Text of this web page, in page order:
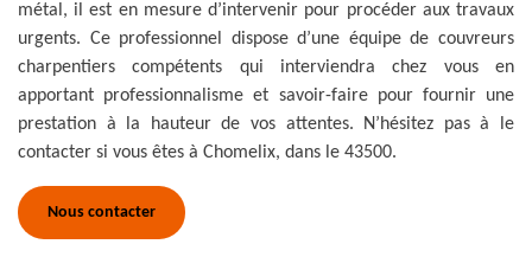
métal, il est en mesure d’intervenir pour procéder aux travaux
urgents. Ce professionnel dispose d’une équipe de couvreurs
charpentiers compétents qui interviendra chez vous en
apportant professionnalisme et savoir-faire pour fournir une
prestation à la hauteur de vos attentes. N’hésitez pas à le
contacter si vous êtes à Chomelix, dans le 43500.
Nous contacter